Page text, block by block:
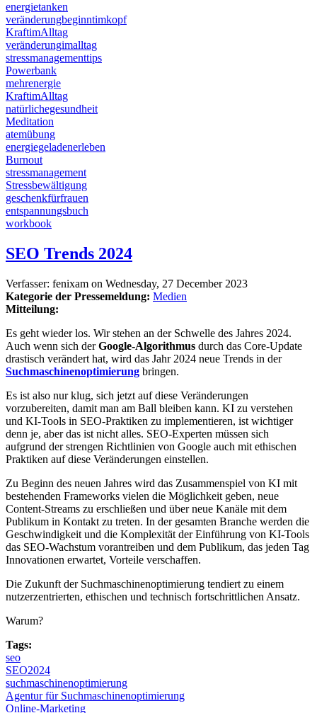
energietanken
veränderungbeginntimkopf
KraftimAlltag
veränderungimalltag
stressmanagementtips
Powerbank
mehrenergie
KraftimAlltag
natürlichegesundheit
Meditation
atemübung
energiegeladenerleben
Burnout
stressmanagement
Stressbewältigung
geschenkfürfrauen
entspannungsbuch
workbook
SEO Trends 2024
Verfasser: fenixam on Wednesday, 27 December 2023
Kategorie der Pressemeldung: Medien
Mitteilung:
Es geht wieder los. Wir stehen an der Schwelle des Jahres 2024.
Auch wenn sich derGoogle-Algorithmus durch das Core-Update
drastisch verändert hat, wird das Jahr 2024 neue Trends in der
Suchmaschinenoptimierung bringen.
Es ist also nur klug, sich jetzt auf diese Veränderungen
vorzubereiten, damit man am Ball bleiben kann. KI zu verstehen
und KI-Tools in SEO-Praktiken zu implementieren, ist wichtiger
denn je, aber das ist nicht alles. SEO-Experten müssen sich
aufgrund der strengen Richtlinien von Google auch mit ethischen
Praktiken auf diese Veränderungen einstellen.
Zu Beginn des neuen Jahres wird das Zusammenspiel von KI mit
bestehenden Frameworks vielen die Möglichkeit geben, neue
Content-Streams zu erschließen und über neue Kanäle mit dem
Publikum in Kontakt zu treten. In der gesamten Branche werden die
Geschwindigkeit und die Komplexität der Einführung von KI-Tools
das SEO-Wachstum vorantreiben und dem Publikum, das jeden Tag
Innovationen erwartet, Vorteile verschaffen.
Die Zukunft der Suchmaschinenoptimierung tendiert zu einem
nutzerzentrierten, ethischen und technisch fortschrittlichen Ansatz.
Warum?
Tags:
seo
SEO2024
suchmaschinenoptimierung
Agentur für Suchmaschinenoptimierung
Online-Marketing